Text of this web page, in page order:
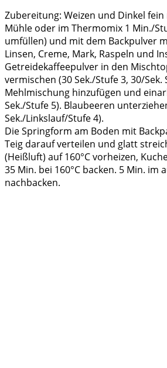
Zubereitung: Weizen und Dinkel
Mühle oder im Thermomix 1 Min./
umfüllen) und mit dem Backpulver
Linsen, Creme, Mark, Raspeln und
Getreidekaffeepulver in den
vermischen (30 Sek./Stufe 3, 30/Sek.
Mehlmischung hinzufügen und
Sek./Stufe 5). Blaubeeren
Sek./Linkslauf/Stufe 4).
Die Springform am Boden mit
Teig darauf verteilen und glatt
(Heißluft) auf 160°C vorheizen,
35 Min. bei 160°C backen. 5 Min. im
nachbacken.